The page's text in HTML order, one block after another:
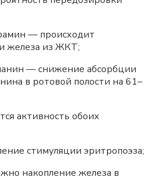
— происходит
железа из ЖКТ;
— снижение абсорбции
в ротовой полости на 61–
активность обоих
стимуляции эритропоэза;
накопление железа в